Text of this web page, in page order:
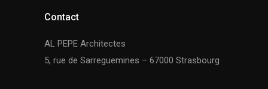
Contact
AL PEPE Architectes
5, rue de Sarreguemines – 67000 Strasbourg